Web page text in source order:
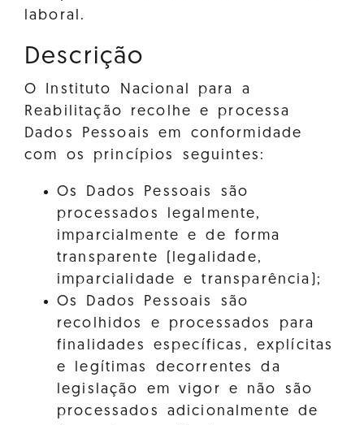
laboral.
Descrição
O Instituto Nacional para a
Reabilitação recolhe e processa
Dados Pessoais em conformidade
com os princípios seguintes:
Os Dados Pessoais são
processados legalmente,
imparcialmente e de forma
transparente (legalidade,
imparcialidade e transparência);
Os Dados Pessoais são
recolhidos e processados para
finalidades específicas, explícitas
e legítimas decorrentes da
legislação em vigor e não são
processados adicionalmente de